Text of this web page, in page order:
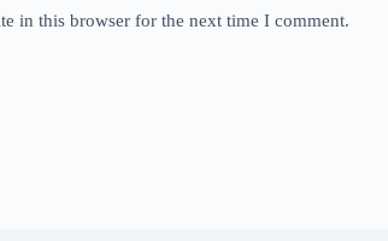
in this browser for the next time I comment.